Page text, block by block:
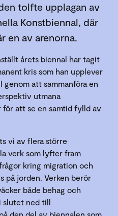
tolfte upplagan av
Konstbiennal, där
en av arenorna.
årets biennal har tagit
kris som han upplever
genom att sammanföra en
utmana
för att se en samtid fylld av
vi av flera större
verk som lyfter fram
kring migration och
på jorden. Verken berör
både behag och
slutet ned till